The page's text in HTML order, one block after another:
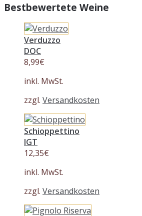
Bestbewertete Weine
Verduzzo
DOC
8,99€
inkl. MwSt.
zzgl. Versandkosten
Schioppettino
IGT
12,35€
inkl. MwSt.
zzgl. Versandkosten